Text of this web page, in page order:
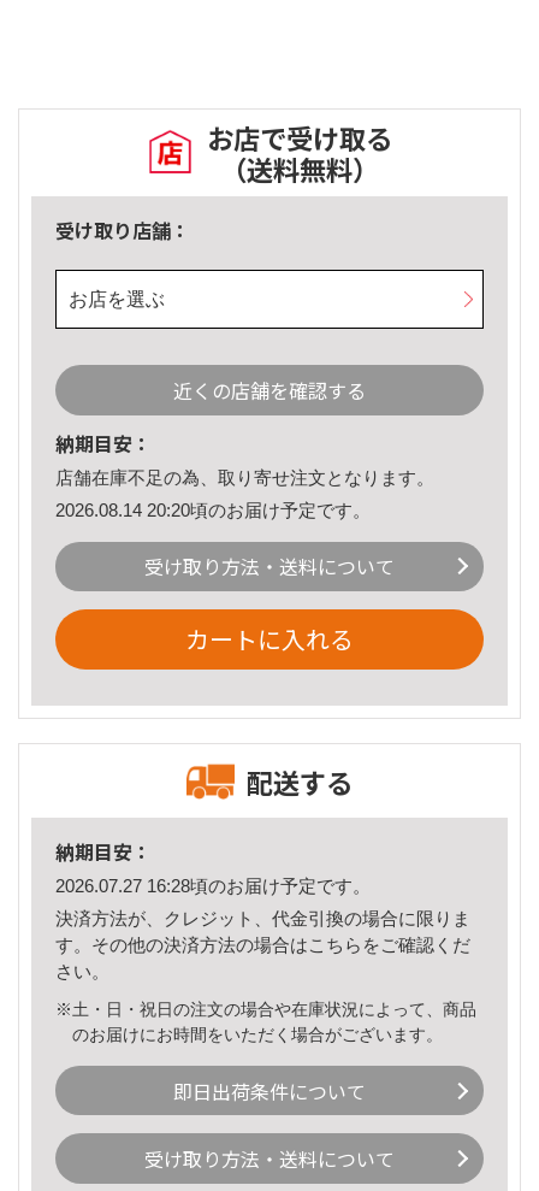
お店で受け取る
（送料無料）
受け取り店舗：
お店を選ぶ
近くの店舗を確認する
納期目安：
店舗在庫不足の為、取り寄せ注文となります。
2026.08.14 20:20頃のお届け予定です。
受け取り方法・送料について
カートに入れる
配送する
納期目安：
2026.07.27 16:28頃のお届け予定です。
決済方法が、クレジット、代金引換の場合に限りま
す。その他の決済方法の場合はこちら をご確認くだ
さい。
※土・日・祝日の注文の場合や在庫状況によって、商品
のお届けにお時間をいただく場合がございます。
即日出荷条件について
受け取り方法・送料について